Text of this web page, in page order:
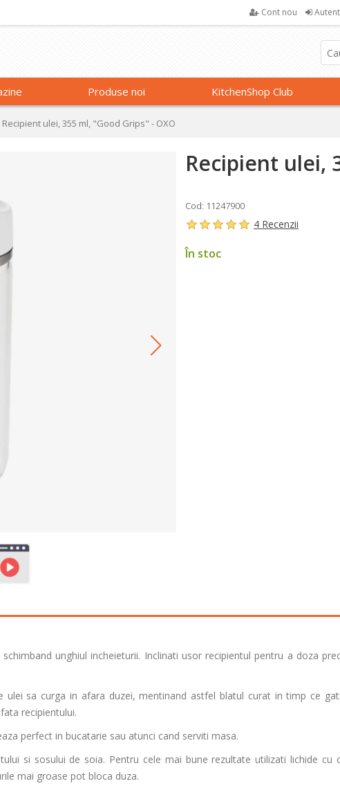
Cont nou
Produse noi KitchenShop Club
Recipient ulei, 355 ml, "Good Grips" - OXO
Recipient ulei,
Cod: 11247900
4 Recenzii
În stoc
unghiul incheieturii. Inclinati usor recipientul pentru a doza
sa curga in afara duzei, mentinand astfel blatul curat in timp ce
recipientului.
perfect in bucatarie sau atunci cand serviti masa.
si sosului de soia. Pentru cele mai bune rezultate utilizati lichide cu
mai groase pot bloca duza.